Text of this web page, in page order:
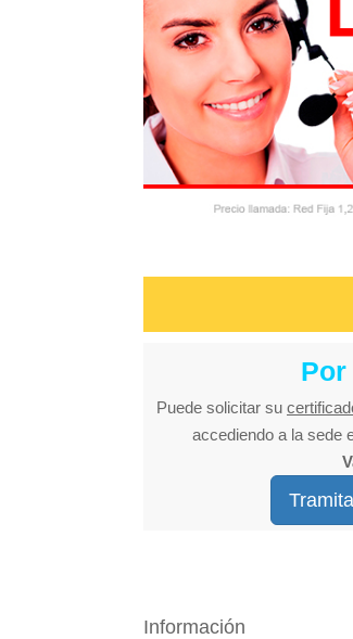
Puede solicitar su
accediendo a la sede
Información